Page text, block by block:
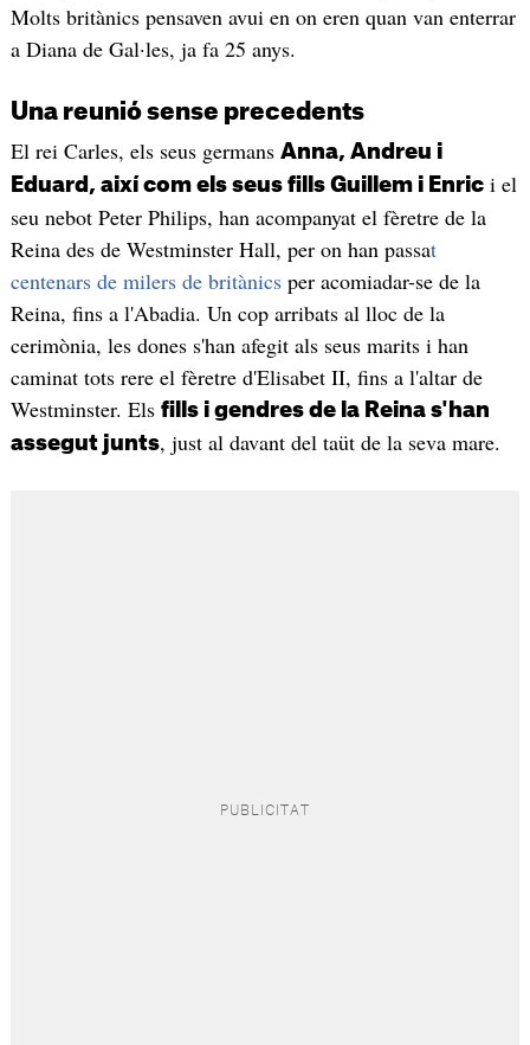
Molts britànics pensaven avui en on eren quan van enterrar
a Diana de Gal·les, ja fa 25 anys.
Una reunió sense precedents
El rei Carles, els seus germans Anna, Andreu i
Eduard, així com els seus fills Guillem i Enrici el
seu nebot Peter Philips, han acompanyat el fèretre de la
Reina des de Westminster Hall, per on han passat
centenars de milers de britànicsper acomiadar-se de la
Reina, fins a l'Abadia. Un cop arribats al lloc de la
cerimònia, les dones s'han afegit als seus marits i han
caminat tots rere el fèretre d'Elisabet II, fins a l'altar de
Westminster. Els fills i gendres de la Reina s'han
assegut junts, just al davant del taüt de la seva mare.